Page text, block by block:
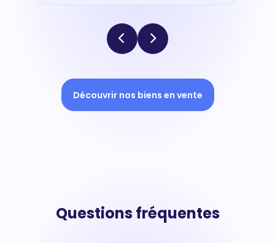
Découvrir nos biens en vente
Questions fréquentes